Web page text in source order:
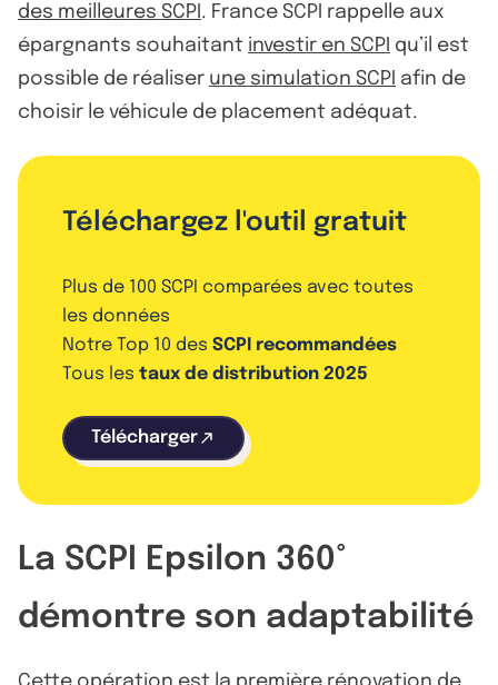
des meilleures SCPI . France SCPI rappelle aux
épargnants souhaitant investir en SCPI qu’il est
possible de réaliser une simulation SCPI afin de
choisir le véhicule de placement adéquat.
Téléchargez l'outil gratuit
Plus de 100 SCPI comparées avec toutes
les données
Notre Top 10 des SCPI recommandées
Tous les taux de distribution 2025
Télécharger
La SCPI Epsilon 360°
démontre son adaptabilité